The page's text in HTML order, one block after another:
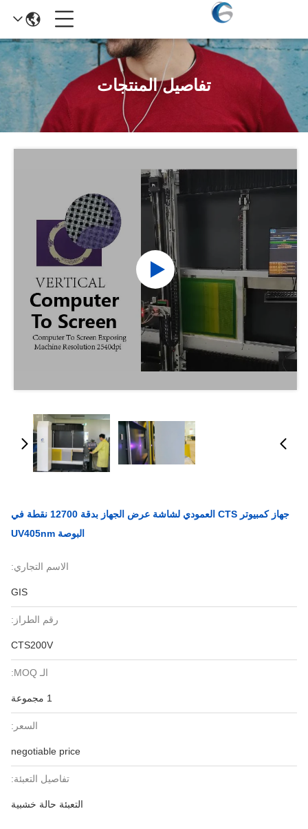
تفاصيل المنتجات
جهاز كمبيوتر CTS العمودي لشاشة عرض الجهاز بدقة 12700 نقطة في
البوصة UV405nm
الاسم التجاري:
GIS
رقم الطراز:
CTS200V
الـ MOQ:
1 مجموعة
السعر:
negotiable price
تفاصيل التعبئة:
التعبئة حالة خشبية